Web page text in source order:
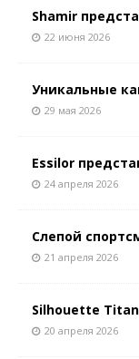
Shamir
22 июня 2026
Уникальные
29 мая 2026
Essilor
24 апреля 2026
Слепой
21 апреля 2026
Silhouette
20 апреля 2026